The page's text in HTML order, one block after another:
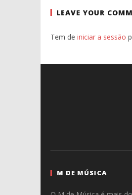
LEAVE YOUR
Tem de iniciar a sessão
M DE MÚSICA